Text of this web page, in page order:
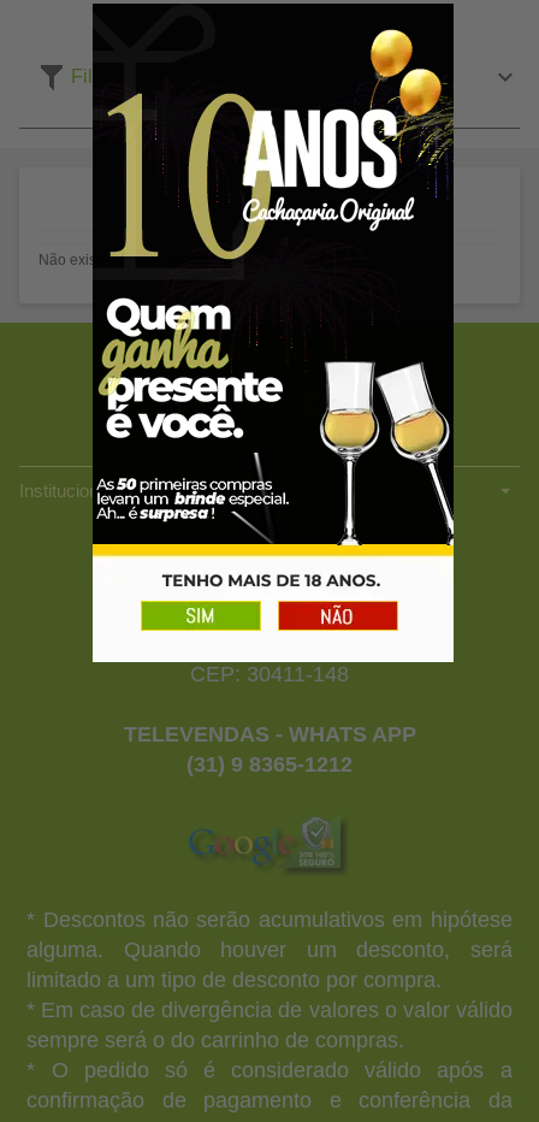
Filtros
Não existe produto cadastrado nesta categoria.
Versão Desktop
Atendimento Lojas
Institucionais
CACHAÇARIA ORIGINAL LTDA
CNPJ: 20.187.257/0001-01
Rua Rio Claro nº 120 - Prado
CEP: 30411-148
TELEVENDAS - WHATS APP
(31) 9 8365-1212
* Descontos não serão acumulativos em hipótese
alguma. Quando houver um desconto, será
limitado a um tipo de desconto por compra.
* Em caso de divergência de valores o valor válido
sempre será o do carrinho de compras.
* O pedido só é considerado válido após a
confirmação de pagamento e conferência da